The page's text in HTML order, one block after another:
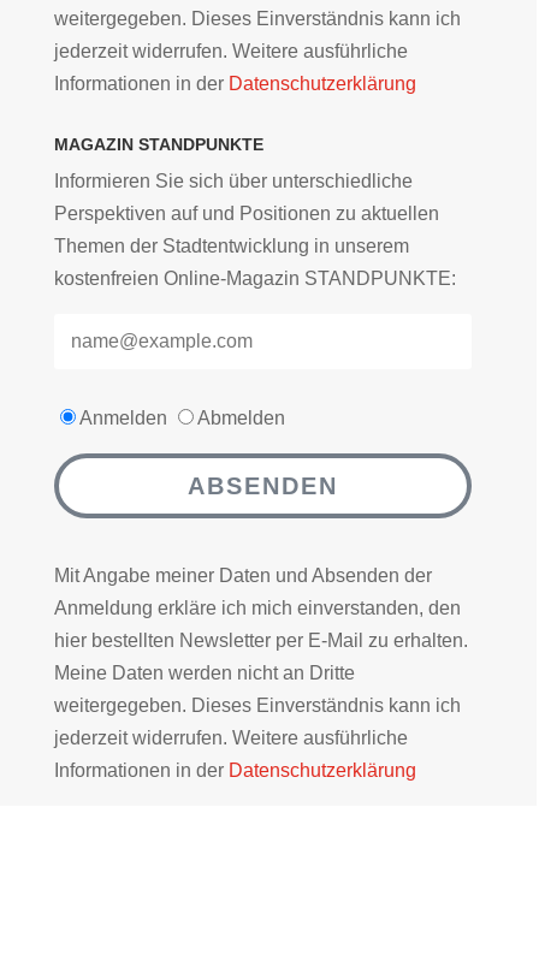
weitergegeben. Dieses Einverständnis kann ich
jederzeit widerrufen. Weitere ausführliche
Informationen in der Datenschutzerklärung
MAGAZIN STANDPUNKTE
Informieren Sie sich über unterschiedliche
Perspektiven auf und Positionen zu aktuellen
Themen der Stadtentwicklung in unserem
kostenfreien Online-Magazin STANDPUNKTE:
Anmelden Abmelden
ABSENDEN
Mit Angabe meiner Daten und Absenden der
Anmeldung erkläre ich mich einverstanden, den
hier bestellten Newsletter per E-Mail zu erhalten.
Meine Daten werden nicht an Dritte
weitergegeben. Dieses Einverständnis kann ich
jederzeit widerrufen. Weitere ausführliche
Informationen in der Datenschutzerklärung